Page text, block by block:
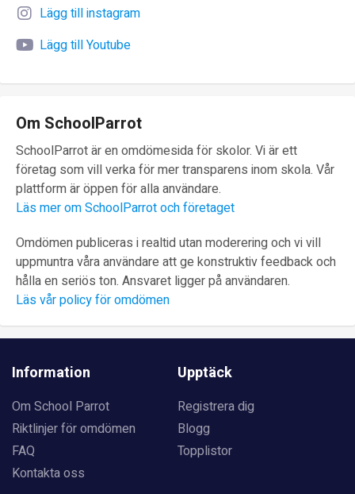
Lägg till instagram
Lägg till Youtube
Om SchoolParrot
SchoolParrot är en omdömesida för skolor. Vi är ett
företag som vill verka för mer transparens inom skola. Vår
plattform är öppen för alla användare.
Läs mer om SchoolParrot och företaget
Omdömen publiceras i realtid utan moderering och vi vill
uppmuntra våra användare att ge konstruktiv feedback och
hålla en seriös ton. Ansvaret ligger på användaren.
Läs vår policy för omdömen
Information
Om School Parrot
Riktlinjer för omdömen
FAQ
Kontakta oss
Upptäck
Registrera dig
Blogg
Topplistor